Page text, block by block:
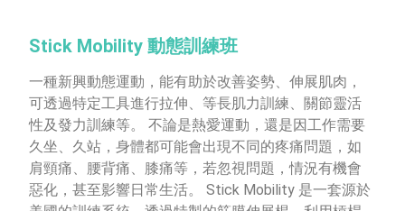
Stick Mobility 動態訓練班
一種新興動態運動，能有助於改善姿勢、伸展肌肉，
可透過特定工具進行拉伸、等長肌力訓練、關節靈活
性及發力訓練等。 不論是熱愛運動，還是因工作需要
久坐、久站，身體都可能會出現不同的疼痛問題，如
肩頸痛、腰背痛、膝痛等，若忽視問題，情況有機會
惡化，甚至影響日常生活。 Stick Mobility 是一套源於